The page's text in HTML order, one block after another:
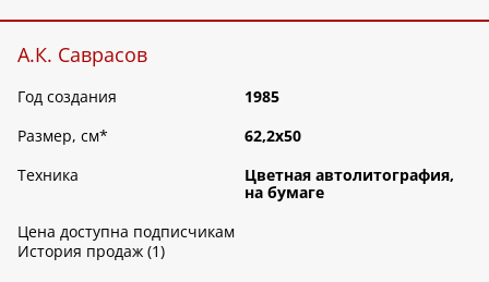
А.К. Саврасов
Год создания
1985
Размер, см*
62,2х50
Техника
Цветная автолитография,
на бумаге
Цена доступна подписчикам
История продаж (1)